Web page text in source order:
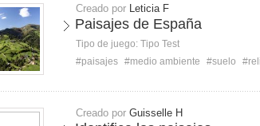
Creado por Leticia F
Paisajes de España
Tipo de juego: Tipo Test
#paisajes #medio ambiente #suelo
Creado por Guisselle H